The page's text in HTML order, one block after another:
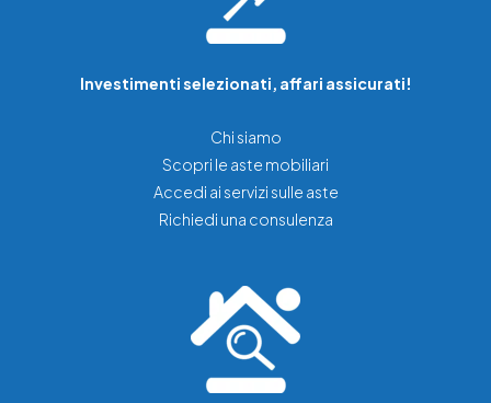
Investimenti selezionati, affari assicurati!
Chi siamo
Scopri le aste mobiliari
Accedi ai servizi sulle aste
Richiedi una consulenza